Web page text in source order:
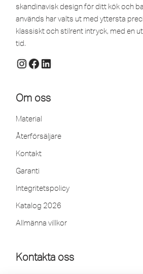
skandinavisk design för ditt kök och
används har valts ut med yttersta
klassiskt och stilrent intryck, med en
tid.
Om oss
Material
Återförsäljare
Kontakt
Garanti
Integritetspolicy
Katalog 2026
Allmänna villkor
Kontakta oss